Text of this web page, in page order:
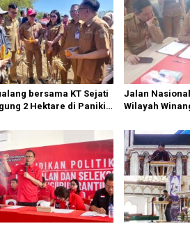
bersama KT Sejati
2 Hektare di Paniki
Jalan
Wilayah